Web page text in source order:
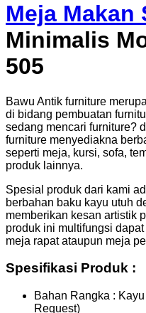
Meja Makan
Minimalis
505
Bawu Antik furniture
di bidang pembuatan
sedang mencari furniture?
furniture menyediakna
seperti meja, kursi, sofa,
produk lainnya.
Spesial produk dari kami
berbahan baku kayu utuh
memberikan kesan artistik
produk ini multifungsi
meja rapat ataupun meja
Spesifikasi Produk :
Bahan Rangka :
Request)